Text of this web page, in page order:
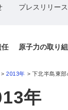
プレスリリー
任 原子力の取り
>2013年 > 下北半島東
年